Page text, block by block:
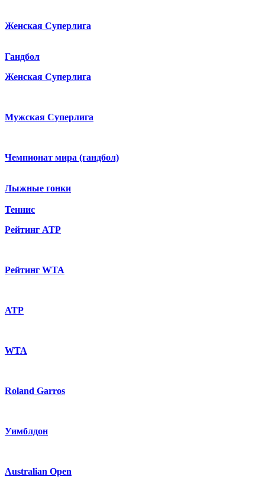
Женская Суперлига
Гандбол
Женская Суперлига
Мужская Суперлига
Чемпионат мира (гандбол)
Лыжные гонки
Теннис
Рейтинг ATP
Рейтинг WTA
ATP
WTA
Roland Garros
Уимблдон
Australian Open